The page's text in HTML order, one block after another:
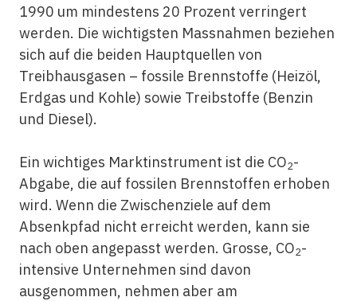
1990 um mindestens 20 Prozent verringert
werden. Die wichtigsten Massnahmen beziehen
sich auf die beiden Hauptquellen von
Treibhausgasen – fossile Brennstoffe (Heizöl,
Erdgas und Kohle) sowie Treibstoffe (Benzin
und Diesel).
Ein wichtiges Marktinstrument ist die CO2-
Abgabe, die auf fossilen Brennstoffen erhoben
wird. Wenn die Zwischenziele auf dem
Absenkpfad nicht erreicht werden, kann sie
nach oben angepasst werden. Grosse, CO2-
intensive Unternehmen sind davon
ausgenommen, nehmen aber am